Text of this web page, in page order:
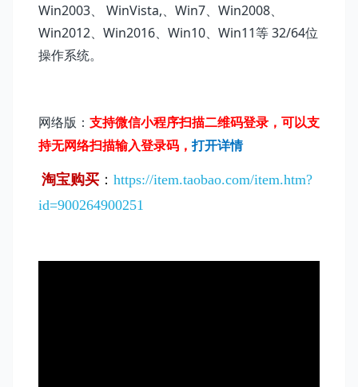
Win2003、 WinVista,、Win7、Win2008、
Win2012、Win2016、Win10、Win11等 32/64位
操作系统。
网络版： 支持微信小程序扫描二维码登录，可以支
持无网络扫描输入登录码，打开详情
淘宝购买 ： https://item.taobao.com/item.htm?
id=900264900251